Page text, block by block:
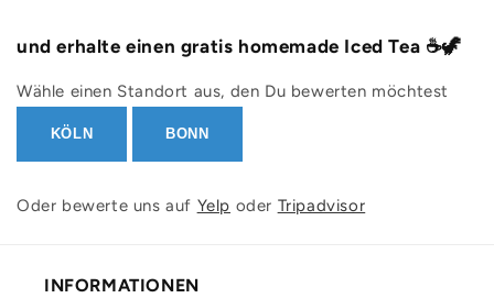
und erhalte einen gratis homemade Iced Tea ☕️🦖
Wähle einen Standort aus, den Du bewerten möchtest
KÖLN BONN
Oder bewerte uns auf Yelp oder Tripadvisor
INFORMATIONEN